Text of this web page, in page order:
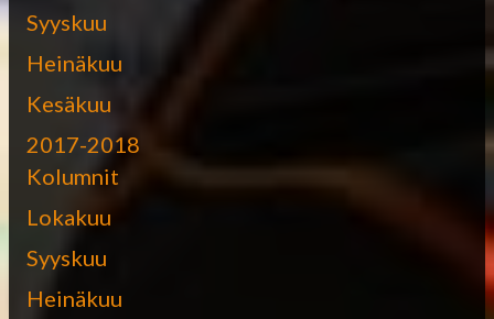
Syyskuu
Heinäkuu
Kesäkuu
2017-2018
Kolumnit
Lokakuu
Syyskuu
Heinäkuu